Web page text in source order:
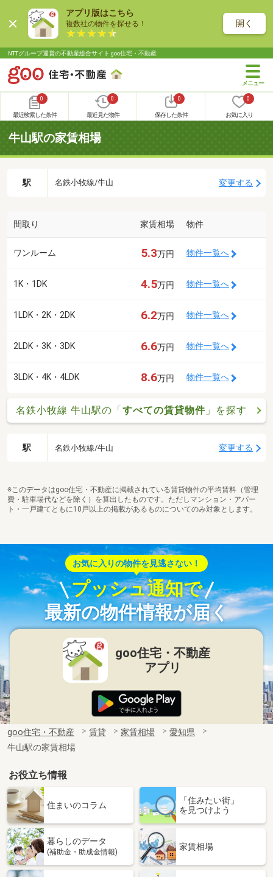
アプリ版はこちら
複数社の物件を探せる！ 開く
NTTグループ運営の不動産総合サイト goo住宅・不動産
0
最近検索した条件
0
最近見た物件
0
保存した条件
0
お気に入り
牛山駅の家賃相場
駅 名鉄小牧線/牛山 変更する
間取り 家賃相場 物件
ワンルーム 5.3万円 物件一覧へ
1K・1DK 4.5万円 物件一覧へ
1LDK・2K・2DK 6.2万円 物件一覧へ
2LDK・3K・3DK 6.6万円 物件一覧へ
3LDK・4K・4LDK 8.6万円 物件一覧へ
名鉄小牧線 牛山駅の「すべての賃貸物件 」を探す
駅 名鉄小牧線/牛山 変更する
※このデータはgoo住宅・不動産に掲載されている賃貸物件の平均賃料（管理
費・駐車場代などを除く）を算出したものです。ただしマンション・アパー
ト・一戸建てともに10戸以上の掲載があるものについてのみ対象とします。
お気に入りの物件を見逃さない！
プッシュ通知で
最新の物件情報が届く
goo住宅・不動産
アプリ
goo住宅・不動産 賃貸 家賃相場
愛知県
牛山駅の家賃相場
お役立ち情報
住まいのコラム
「住みたい街」
を見つけよう
暮らしのデータ
(補助金・助成金情報)
家賃相場